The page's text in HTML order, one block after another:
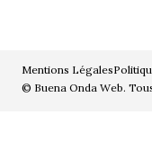
Mentions Légales
© Buena Onda Web.